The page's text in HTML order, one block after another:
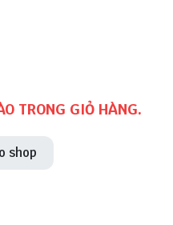
TRONG GIỎ HÀNG.
shop